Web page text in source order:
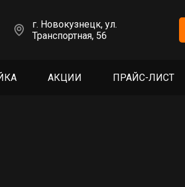
г. Новокузнецк, ул.
Транспортная, 56
АКЦИИ ПРАЙС-ЛИСТ